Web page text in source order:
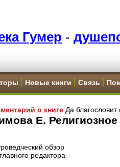
Гумер -
Новые книги Связь
о книге Да благословит
Е. Религиозное
обзор
редактора